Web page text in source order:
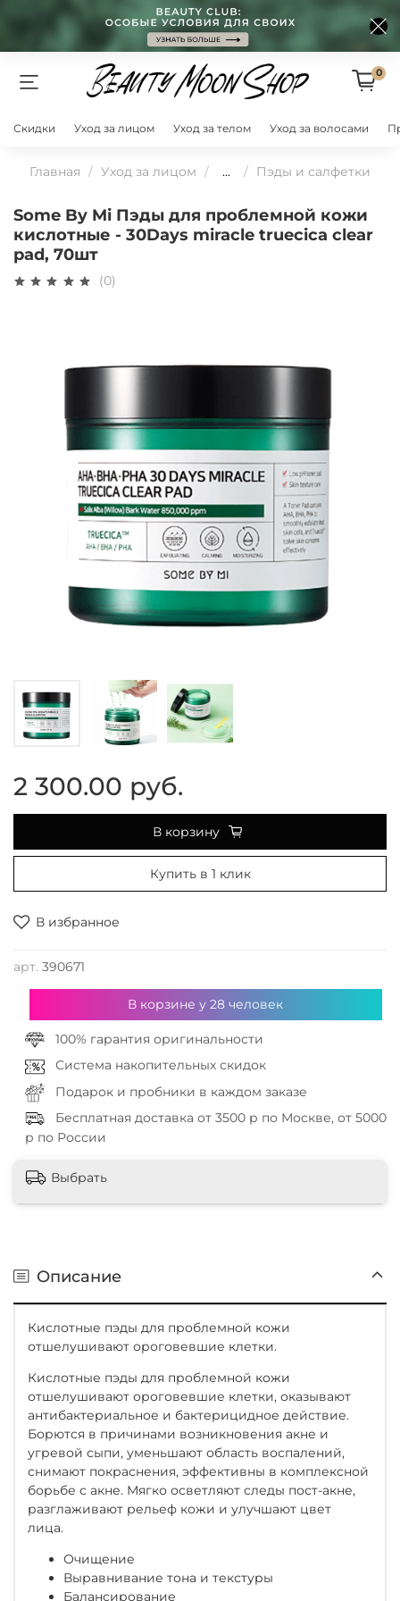
0
Скидки Уход за лицом Уход за телом Уход за волосами
Главная Уход за лицом ... Пэды и салфетки
Some By Mi Пэды для проблемной кожи
кислотные - 30Days miracle truecica clear
pad, 70шт
(0)
В избранное
арт. 390671
2 300.00 руб.
В корзину
Купить в 1 клик
В корзине у28 человек
100% гарантия оригинальности
Система накопительных скидок
Подарок и пробники в каждом заказе
Бесплатная доставка от 3500 р по Москве, от 5000
р по России
Выбрать
Описание
Кислотные пэды для проблемной кожи
отшелушивают ороговевшие клетки.
Кислотные пэды для проблемной кожи
отшелушивают ороговевшие клетки, оказывают
антибактериальное и бактерицидное действие.
Борются в причинами возникновения акне и
угревой сыпи, уменьшают область воспалений,
снимают покраснения, эффективны в комплексной
борьбе с акне. Мягко осветляют следы пост-акне,
разглаживают рельеф кожи и улучшают цвет
лица.
Очищение
Выравнивание тона и текстуры
Балансирование